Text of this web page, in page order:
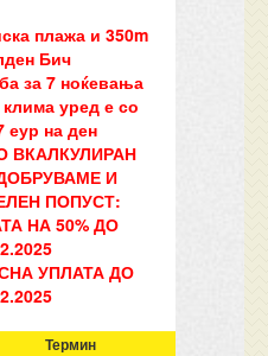
плажа и 350m
Бич
за 7 ноќевања
уред е со
еур на ден
ВКАЛКУЛИРАН
И
ПОПУСТ:
НА 50% ДО
УПЛАТА ДО
Термин